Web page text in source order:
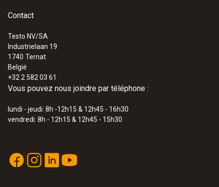
Contact
Testo NV/SA
Industrielaan 19
1740 Ternat
België
+32 2 582 03 61
Vous pouvez nous joindre par téléphone :
lundi - jeudi: 8h -12h15 & 12h45 - 16h30
vendredi: 8h - 12h15 & 12h45 - 15h30